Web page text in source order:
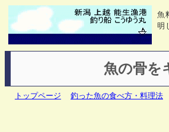
魚
明
魚の骨を
トップページ 釣った魚の食べ方・料理法